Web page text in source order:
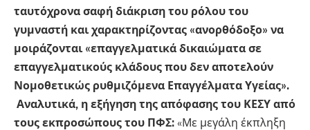
ταυτόχρονα σαφή διάκριση του ρόλου του
γυμναστή και χαρακτηρίζοντας «ανορθόδοξο» να
μοιράζονται «επαγγελματικά δικαιώματα σε
επαγγελματικούς κλάδους που δεν αποτελούν
Νομοθετικώς ρυθμιζόμενα Επαγγέλματα Υγείας».
Αναλυτικά, η εξήγηση της απόφασης του ΚΕΣΥ από
τους εκπροσώπους του ΠΦΣ: «Με μεγάλη έκπληξη